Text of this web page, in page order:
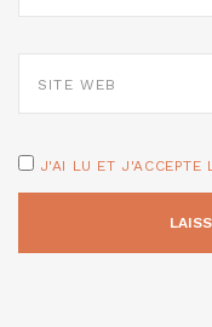
WEB
J'AI LU ET J'ACCEPTE